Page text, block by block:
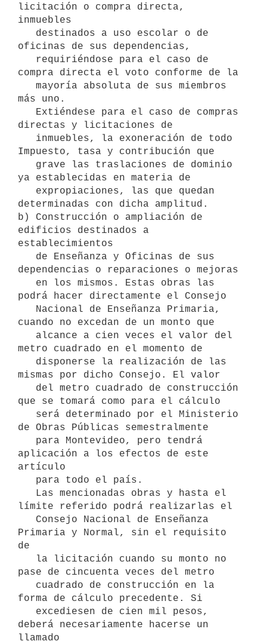
licitación o compra directa,
inmuebles
oficinas de sus dependencias,
compra directa el voto conforme de la
más uno.
directas y licitaciones de
Impuesto, tasa y contribución que
ya establecidas en materia de
determinadas con dicha amplitud.
b) Construcción o ampliación de
edificios destinados a
establecimientos
dependencias o reparaciones o mejoras
podrá hacer directamente el Consejo
cuando no excedan de un monto que
metro cuadrado en el momento de
mismas por dicho Consejo. El valor
que se tomará como para el cálculo
de Obras Públicas semestralmente
aplicación a los efectos de este
artículo
límite referido podrá realizarlas el
Primaria y Normal, sin el requisito
de
pase de cincuenta veces del metro
forma de cálculo precedente. Si
deberá necesariamente hacerse un
llamado